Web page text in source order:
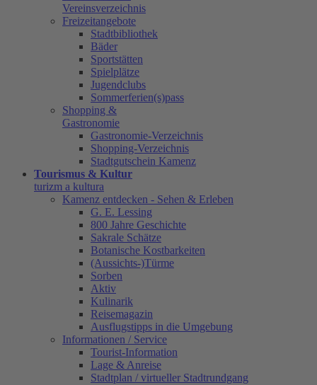
Vereinsverzeichnis
Freizeitangebote
Stadtbibliothek
Bäder
Sportstätten
Spielplätze
Jugendclubs
Sommerferien(s)pass
Shopping &
Gastronomie
Gastronomie-Verzeichnis
Shopping-Verzeichnis
Stadtgutschein Kamenz
Tourismus & Kultur
turizm a kultura
Kamenz entdecken - Sehen & Erleben
G. E. Lessing
800 Jahre Geschichte
Sakrale Schätze
Botanische Kostbarkeiten
(Aussichts-)Türme
Sorben
Aktiv
Kulinarik
Reisemagazin
Ausflugstipps in die Umgebung
Informationen / Service
Tourist-Information
Lage & Anreise
Stadtplan / virtueller Stadtrundgang